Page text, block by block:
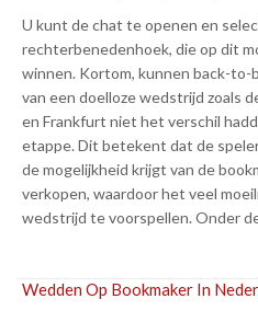
U kunt de chat te openen en
rechterbenedenhoek, die op dit
winnen. Kortom, kunnen back-
van een doelloze wedstrijd zoals
en Frankfurt niet het verschil
etappe. Dit betekent dat de
de mogelijkheid krijgt van de
verkopen, waardoor het veel
wedstrijd te voorspellen. Onder
Wedden Op Bookmaker In